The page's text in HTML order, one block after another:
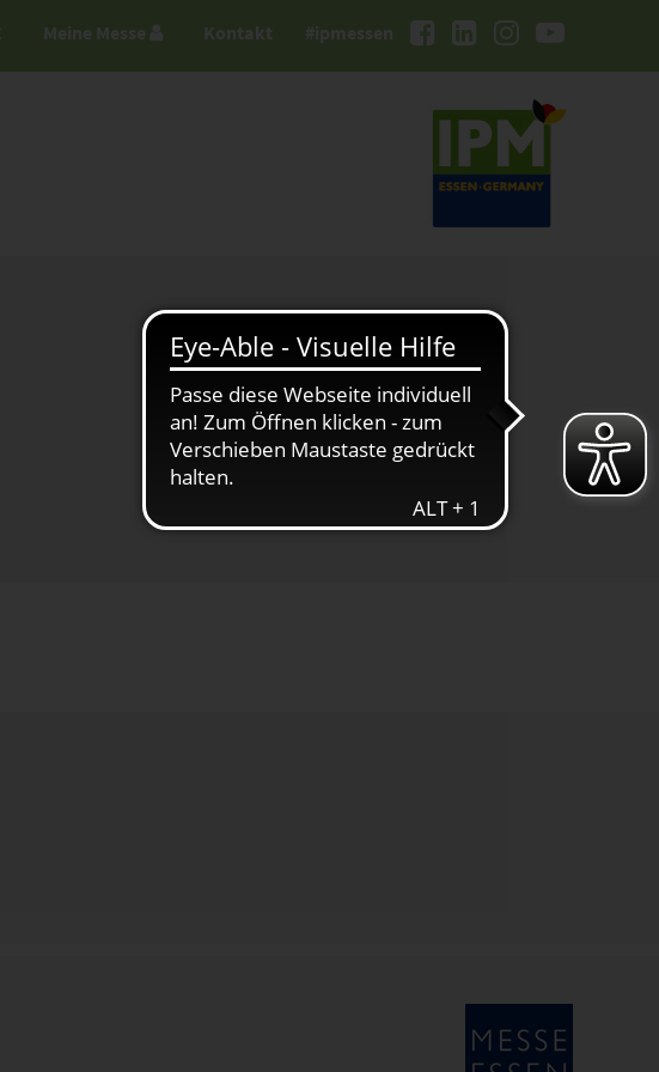
#ipmessen
Meine Messe Kontakt